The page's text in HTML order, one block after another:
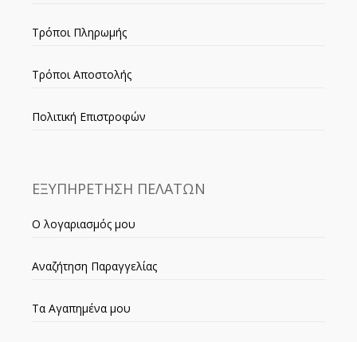
Τρόποι Πληρωμής
Τρόποι Αποστολής
Πολιτική Επιστροφών
ΕΞΥΠΗΡΕΤΗΣΗ ΠΕΛΑΤΩΝ
Ο λογαριασμός μου
Αναζήτηση Παραγγελίας
Τα Αγαπημένα μου